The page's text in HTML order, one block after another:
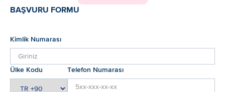
BAŞVURU FORMU
Kimlik Numarası
Ülke Kodu Telefon Numarası